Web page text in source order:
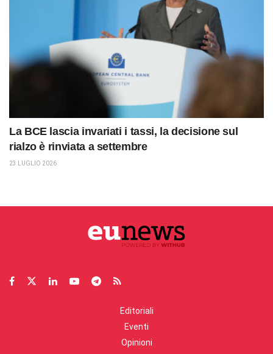
La BCE lascia invariati i tassi, la decisione sul
rialzo è rinviata a settembre
23 LUGLIO 2026
Editoriali
Eventi
Opinioni